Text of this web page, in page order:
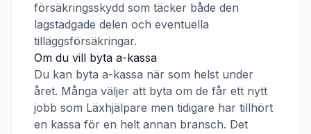
försäkringsskydd som täcker både den
lagstadgade delen och eventuella
tilläggsförsäkringar.
Om du vill byta a-kassa
Du kan byta a-kassa när som helst under
året. Många väljer att byta om de får ett nytt
jobb som Läxhjälpare men tidigare har tillhört
en kassa för en helt annan bransch. Det